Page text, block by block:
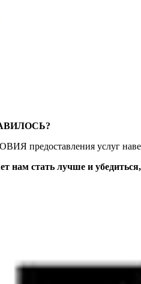
предоставления услуг
нам стать лучше и